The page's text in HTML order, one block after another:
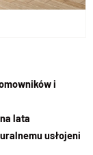
i
lata
usłojeni